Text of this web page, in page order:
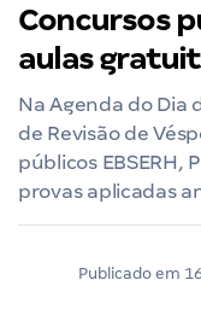
Concursos
aulas
Na Agenda do Dia
de Revisão de
públicos EBSERH,
provas aplicadas
Publicado em